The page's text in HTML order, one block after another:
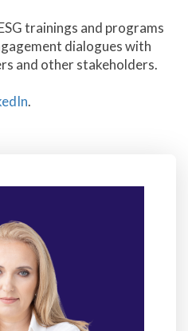
trainings and programs
dialogues with
and other stakeholders.
.